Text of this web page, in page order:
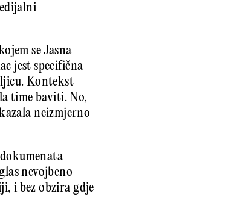
se Jasna
jest specifična
Kontekst
time baviti. No,
neizmjerno
nevojbeno
i bez obzira gdje